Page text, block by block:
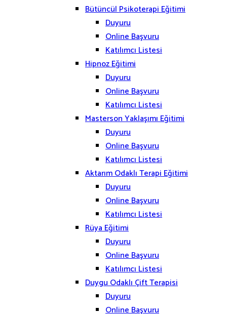
Bütüncül Psikoterapi Eğitimi
Duyuru
Online Başvuru
Katılımcı Listesi
Hipnoz Eğitimi
Duyuru
Online Başvuru
Katılımcı Listesi
Masterson Yaklaşımı Eğitimi
Duyuru
Online Başvuru
Katılımcı Listesi
Aktarım Odaklı Terapi Eğitimi
Duyuru
Online Başvuru
Katılımcı Listesi
Rüya Eğitimi
Duyuru
Online Başvuru
Katılımcı Listesi
Duygu Odaklı Çift Terapisi
Duyuru
Online Başvuru